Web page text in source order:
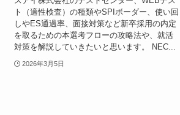
ト（適性検査）の種類やSPIボーダー、使い回
しやES通過率、面接対策など新卒採用の内定
を取るための本選考フローの攻略法や、就活
対策を解説していきたいと思います。 NEC...
2026年3月5日